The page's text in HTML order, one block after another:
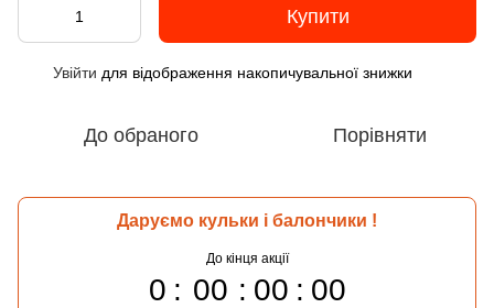
Купити
Увійти для відображення накопичувальної знижки
До обраного Порівняти
Даруємо кульки і балончики !
До кінця акції
0 00 00 00